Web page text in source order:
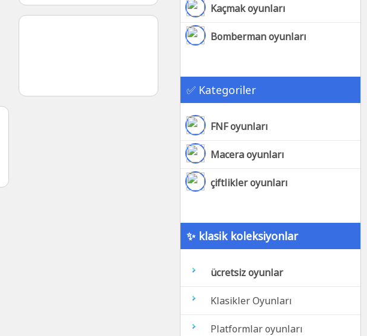
Kaçmak oyunları
Bomberman oyunları
✅ Kategoriler
FNF oyunları
Macera oyunları
çiftlikler oyunları
✨ klasik koleksiyonlar
ücretsiz oyunlar
Klasikler Oyunları
Platformlar oyunları